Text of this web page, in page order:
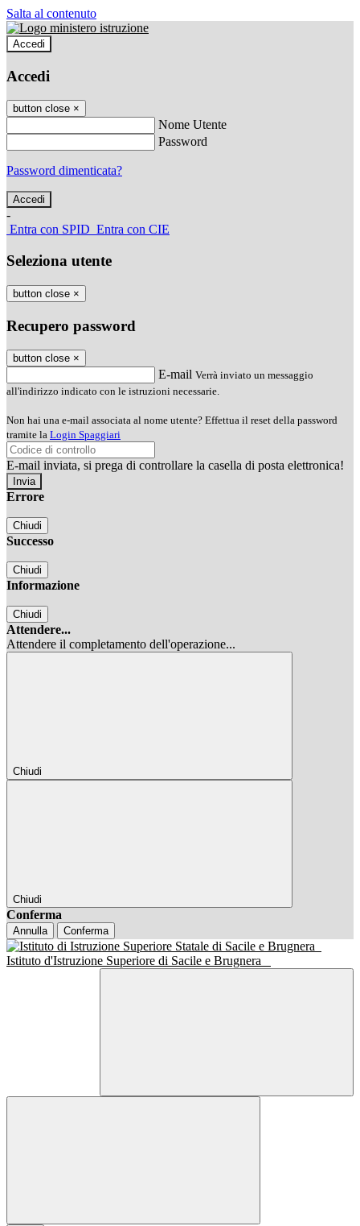
Salta al contenuto
Accedi
Accedi
button close ×
Nome Utente
Password
Password dimenticata?
-
Entra con SPID Entra con CIE
Seleziona utente
button close ×
Recupero password
button close ×
E-mail Verrà inviato un messaggio
all'indirizzo indicato con le istruzioni necessarie.
Non hai una e-mail associata al nome utente? Effettua il reset della password
tramite la Login Spaggiari
E-mail inviata, si prega di controllare la casella di posta elettronica!
Errore
Chiudi
Successo
Chiudi
Informazione
Chiudi
Attendere...
Attendere il completamento dell'operazione...
Chiudi
Chiudi
Conferma
Annulla Conferma
Istituto d'Istruzione Superiore di Sacile e Brugnera